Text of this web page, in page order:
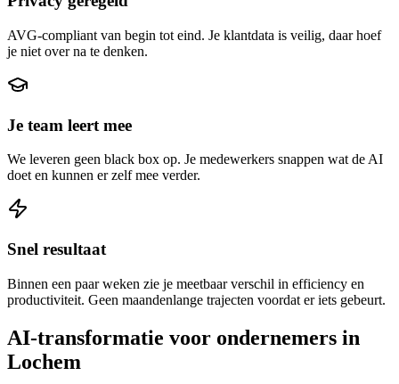
AVG-compliant van begin tot eind. Je klantdata is veilig, daar hoef
je niet over na te denken.
Je team leert mee
We leveren geen black box op. Je medewerkers snappen wat de AI
doet en kunnen er zelf mee verder.
Snel resultaat
Binnen een paar weken zie je meetbaar verschil in efficiency en
productiviteit. Geen maandenlange trajecten voordat er iets gebeurt.
AI-transformatie voor ondernemers in
Lochem